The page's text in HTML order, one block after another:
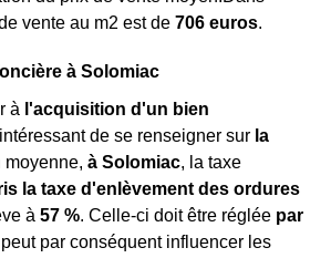
vente au m2 est de 706 euros.
à Solomiac
à l'acquisition d'un bien
de se renseigner sur la
moyenne, à Solomiac, la taxe
la taxe d'enlèvement des ordures
à 57 %. Celle-ci doit être réglée par
par conséquent influencer les